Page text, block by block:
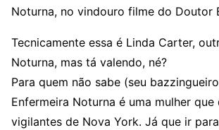
Noturna, no vindouro filme do Doutor
Tecnicamente essa é Linda Carter,
Noturna, mas tá valendo, né?
Para quem não sabe (seu
Enfermeira Noturna é uma mulher que
vigilantes de Nova York. Já que ir